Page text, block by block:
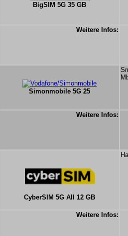
BigSIM 5G 35 GB
Weitere Infos:
Simonmobile 5G 25
Weitere Infos:
CyberSIM 5G All 12 GB
Weitere Infos: